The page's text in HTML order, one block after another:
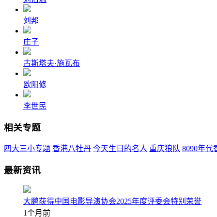
刘邦
庄子
古斯塔夫·施瓦布
欧阳修
李世民
相关专题
四大三小专题 香港八牡丹 今天生日的名人 重庆狼队 8090年代
最新资讯
大鹏获得中国电影导演协会2025年度评委会特别荣誉
1个月前